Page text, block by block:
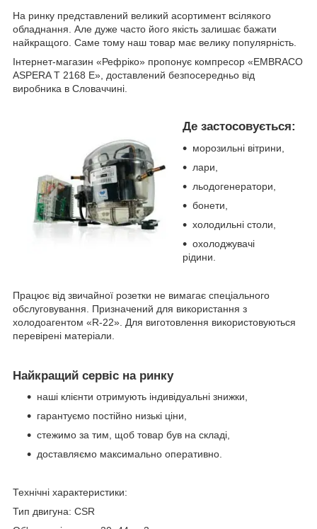
На ринку представлений великий асортимент всілякого
обладнання. Але дуже часто його якість залишає бажати
найкращого. Саме тому наш товар має велику популярність.
Інтернет-магазин «Рефріко» пропонує компресор «EMBRACO
ASPERA T 2168 E», доставлений безпосередньо від
виробника в Словаччині.
Де застосовується:
морозильні вітрини,
лари,
льодогенератори,
бонети,
холодильні столи,
охолоджувачі
рідини.
Працює від звичайної розетки не вимагає спеціального
обслуговування. Призначений для використання з
холодоагентом «R-22». Для виготовлення використовуються
перевірені матеріали.
Найкращий сервіс на ринку
наші клієнти отримують індивідуальні знижки,
гарантуємо постійно низькі ціни,
стежимо за тим, щоб товар був на складі,
доставляємо максимально оперативно.
Технічні характеристики:
Тип двигуна: CSR